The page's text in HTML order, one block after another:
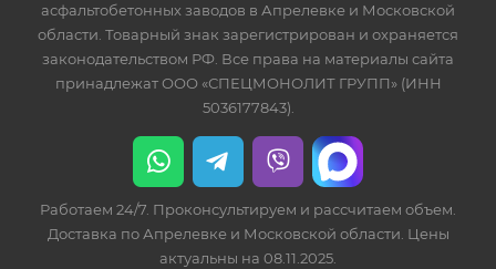
асфальтобетонных заводов в Апрелевке и Московской
области. Товарный знак зарегистрирован и охраняется
законодательством РФ. Все права на материалы сайта
принадлежат ООО «СПЕЦМОНОЛИТ ГРУПП» (ИНН
5036177843).
Работаем 24/7. Проконсультируем и рассчитаем объем.
Доставка по Апрелевке и Московской области. Цены
актуальны на 08.11.2025.